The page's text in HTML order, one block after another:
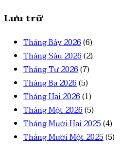
Lưu trữ
Tháng Bảy 2026(6)
Tháng Sáu 2026(2)
Tháng Tư 2026(7)
Tháng Ba 2026(5)
Tháng Hai 2026(1)
Tháng Một 2026(5)
Tháng Mười Hai 2025(4)
Tháng Mười Một 2025(5)